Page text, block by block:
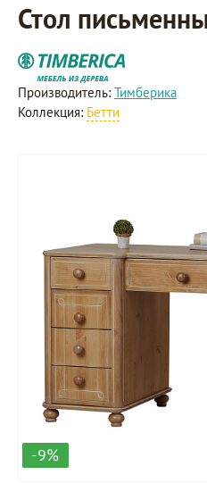
Стол
Производитель: Тимберика
Коллекция: Бетти
-9%